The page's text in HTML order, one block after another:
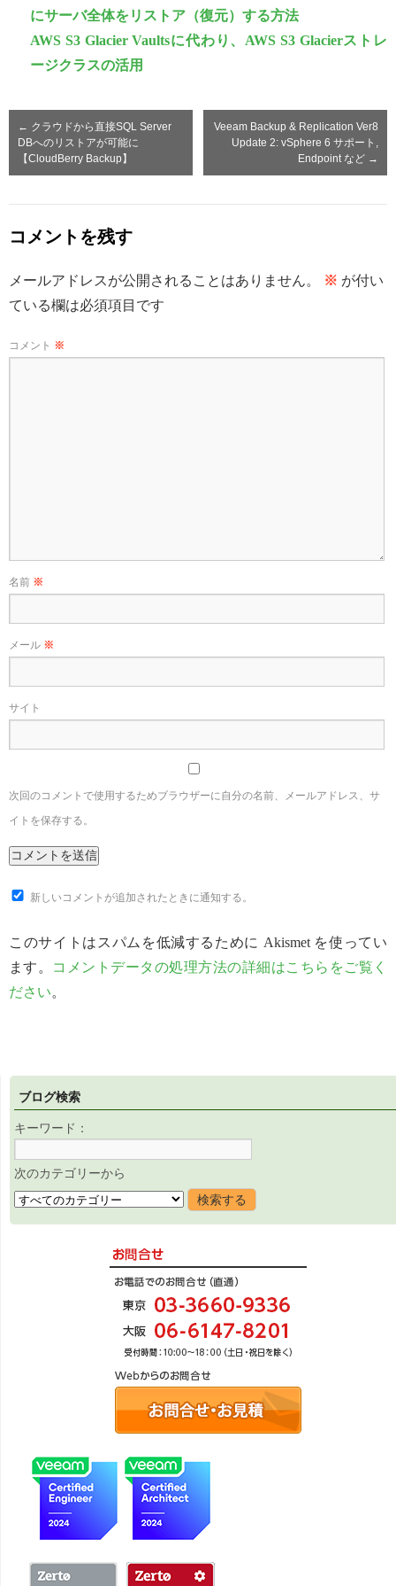
にサーバ全体をリストア（復元）する方法
AWS S3 Glacier Vaultsに代わり、AWS S3 Glacierストレ
ージクラスの活用
← クラウドから直接SQL Server
DBへのリストアが可能に
【CloudBerry Backup】
Veeam Backup & Replication Ver8
Update 2: vSphere 6 サポート,
Endpoint など →
コメントを残す
メールアドレスが公開されることはありません。 ※ が付い
ている欄は必須項目です
コメント ※
名前 ※
メール ※
サイト
次回のコメントで使用するためブラウザーに自分の名前、メールアドレス、サ
イトを保存する。
新しいコメントが追加されたときに通知する。
このサイトはスパムを低減するために Akismet を使ってい
ます。 コメントデータの処理方法の詳細はこちらをご覧く
ださい。
ブログ検索
キーワード：
次のカテゴリーから